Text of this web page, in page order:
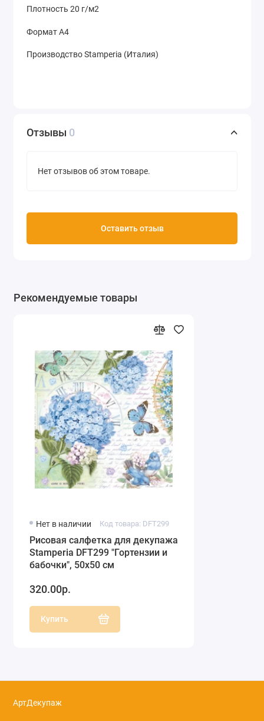
Плотность 20 г/м2
Формат А4
Производство Stamperia (Италия)
Отзывы 0
Нет отзывов об этом товаре.
Оставить отзыв
Рекомендуемые товары
Нет в наличии Код товара: DFT299
Рисовая салфетка для декупажа
Stamperia DFT299 "Гортензии и
бабочки", 50х50 см
320.00р.
Купить
АртДекупаж